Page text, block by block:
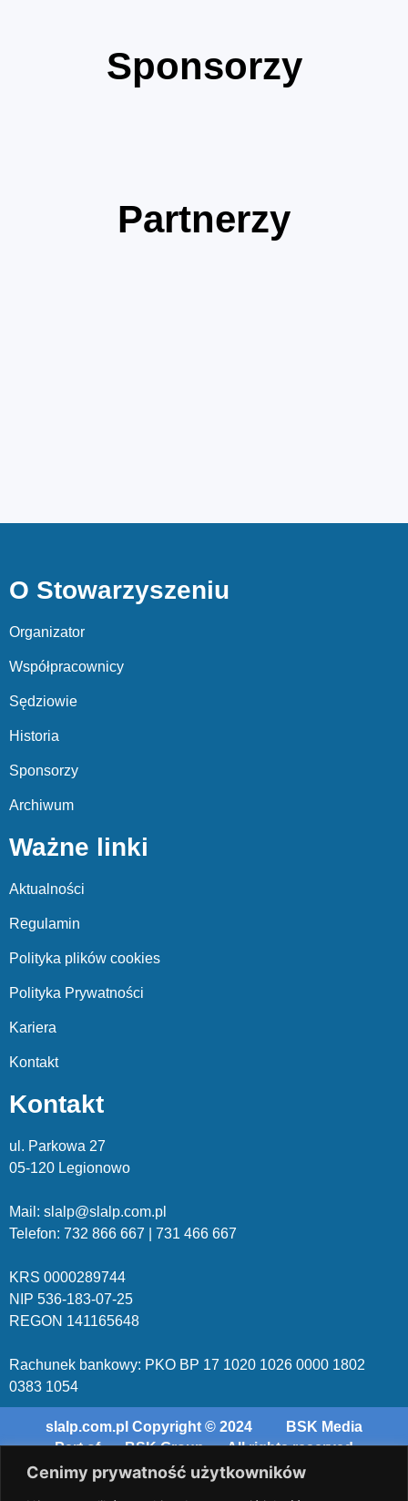
Cenimy prywatność użytkowników
Sponsorzy
Partnerzy
O Stowarzyszeniu
Organizator
Współpracownicy
Sędziowie
Historia
Sponsorzy
Archiwum
Ważne linki
Aktualności
Regulamin
Polityka plików cookies
Polityka Prywatności
Kariera
Kontakt
Kontakt
ul. Parkowa 27
05-120 Legionowo
Mail: slalp@slalp.com.pl
Telefon: 732 866 667 | 731 466 667
KRS 0000289744
NIP 536-183-07-25
REGON 141165648
Rachunek bankowy: PKO BP 17 1020 1026 0000 1802
0383 1054
slalp.com.pl Copyright © 2024
BSK Media
– Part of
BSK Group. All rights reserved.